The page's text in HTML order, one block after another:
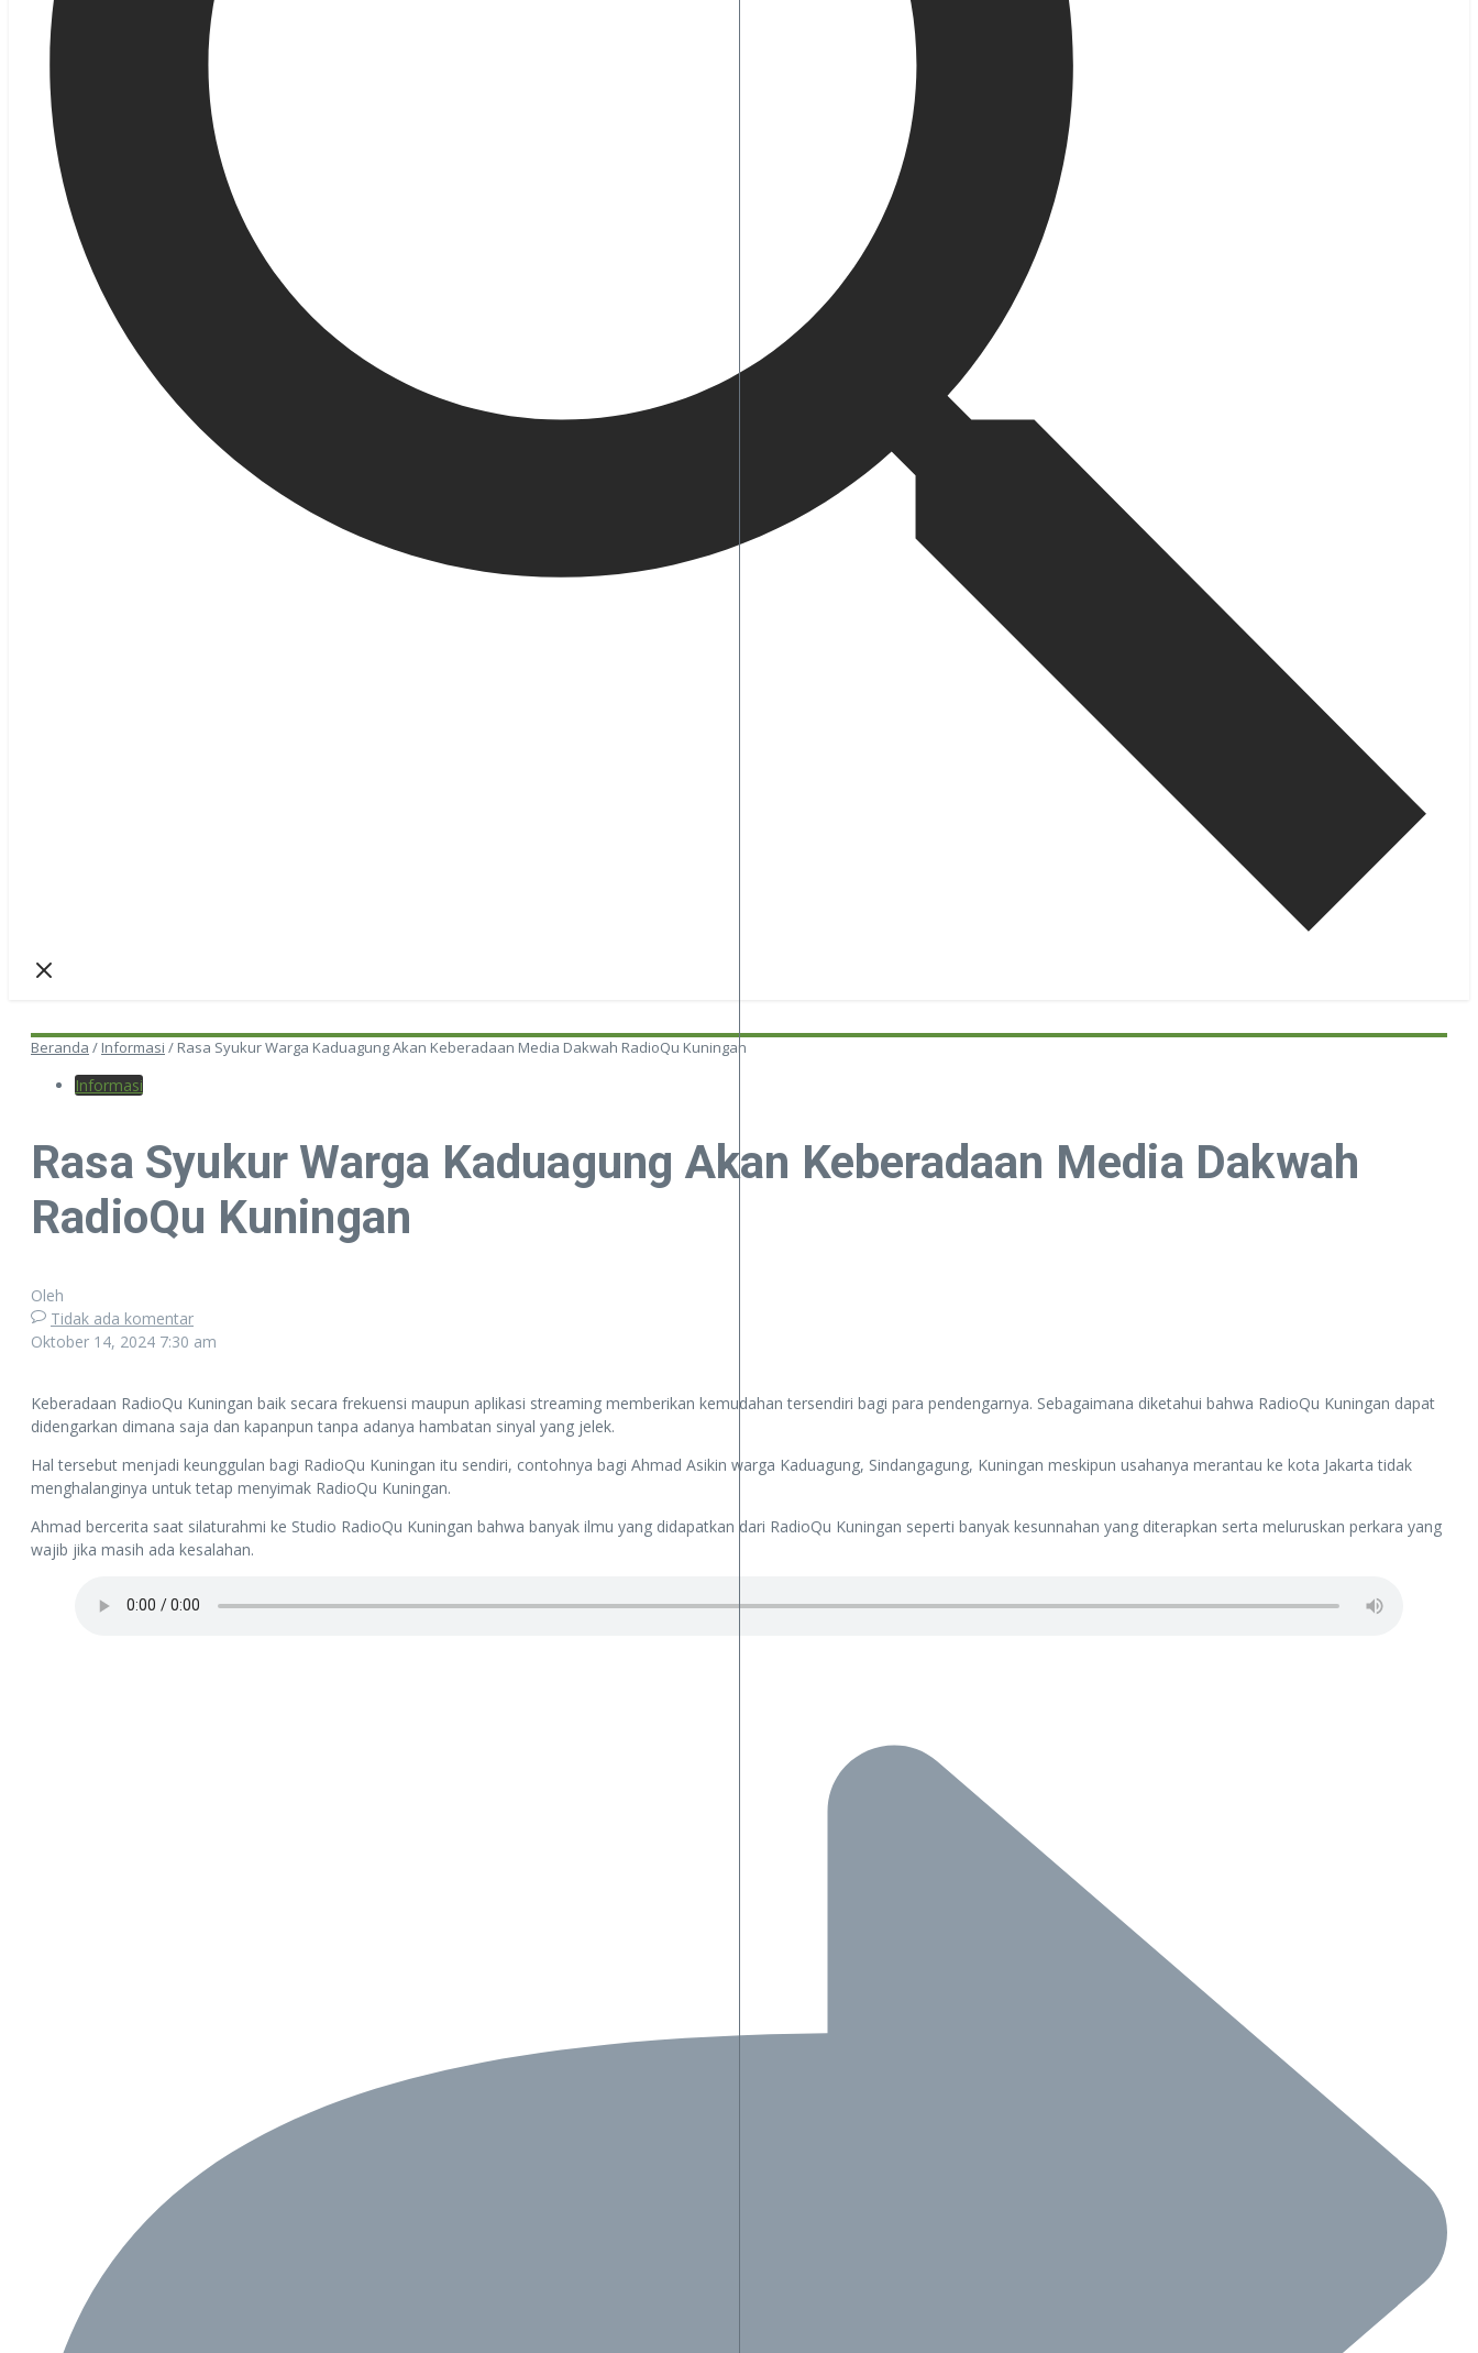
Beranda / Informasi / Rasa Syukur Warga Kaduagung Akan Keberadaan Media Dakwah RadioQu Kuningan
Informasi
Rasa Syukur Warga Kaduagung Akan Keberadaan Media Dakwah
RadioQu Kuningan
Oleh
Tidak ada komentar
Oktober 14, 2024 7:30 am
Keberadaan RadioQu Kuningan baik secara frekuensi maupun aplikasi streaming memberikan kemudahan tersendiri bagi para pendengarnya. Sebagaimana diketahui bahwa RadioQu Kuningan dapat
didengarkan dimana saja dan kapanpun tanpa adanya hambatan sinyal yang jelek.
Hal tersebut menjadi keunggulan bagi RadioQu Kuningan itu sendiri, contohnya bagi Ahmad Asikin warga Kaduagung, Sindangagung, Kuningan meskipun usahanya merantau ke kota Jakarta tidak
menghalanginya untuk tetap menyimak RadioQu Kuningan.
Ahmad bercerita saat silaturahmi ke Studio RadioQu Kuningan bahwa banyak ilmu yang didapatkan dari RadioQu Kuningan seperti banyak kesunnahan yang diterapkan serta meluruskan perkara yang
wajib jika masih ada kesalahan.